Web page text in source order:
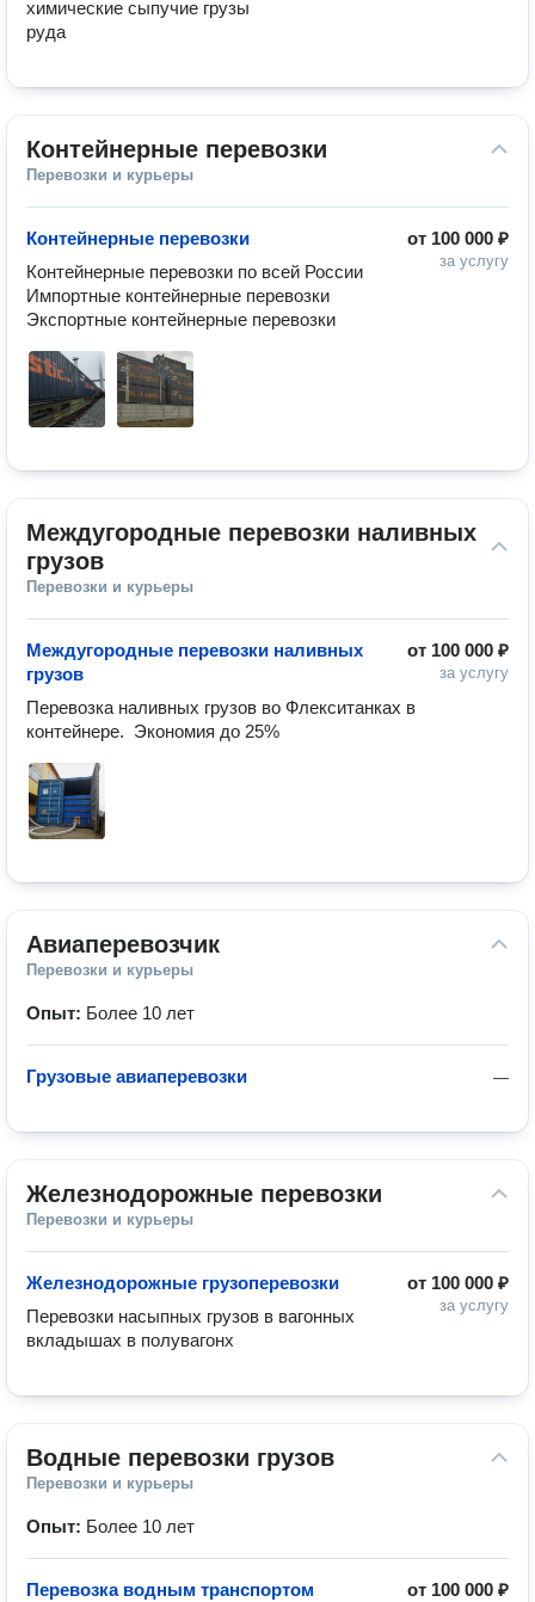
химические сыпучие грузы
руда
Контейнерные перевозки
Перевозки и курьеры
от 100 000 ₽
за услугу
Контейнерные перевозки
Контейнерные перевозки по всей России
Импортные контейнерные перевозки
Экспортные контейнерные перевозки
Междугородные перевозки наливных
грузов
Перевозки и курьеры
от 100 000 ₽
за услугу
Междугородные перевозки наливных
грузов
Перевозка наливных грузов во Флекситанках в
контейнере.  Экономия до 25%
Авиаперевозчик
Перевозки и курьеры
Опыт: Более 10 лет
—
Грузовые авиаперевозки
Железнодорожные перевозки
Перевозки и курьеры
от 100 000 ₽
за услугу
Железнодорожные грузоперевозки
Перевозки насыпных грузов в вагонных
вкладышах в полувагонх
Водные перевозки грузов
Перевозки и курьеры
Опыт: Более 10 лет
от 100 000 ₽
Перевозка водным транспортом